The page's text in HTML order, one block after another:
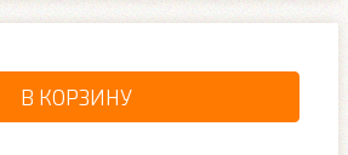
В КОРЗИНУ